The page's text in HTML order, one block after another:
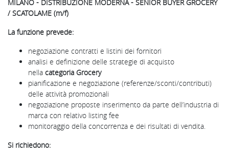
MILANO - DISTRIBUZIONE MODERNA - SENIOR BUYER GROCERY
/ SCATOLAME (m/f)
La funzione prevede:
negoziazione contratti e listini dei fornitori
analisi e definizione delle strategie di acquisto
nella categoria Grocery
pianificazione e negoziazione (referenze/sconti/contributi)
delle attività promozionali
negoziazione proposte inserimento da parte dell’industria di
marca con relativo listing fee
monitoraggio della concorrenza e dei risultati di vendita.
Si richiedono: